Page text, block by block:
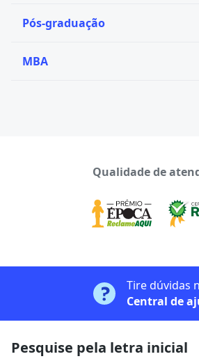
Pós-graduação
MBA
Qualidade de
Tire dúvidas
Central de
Pesquise pela letra inicial